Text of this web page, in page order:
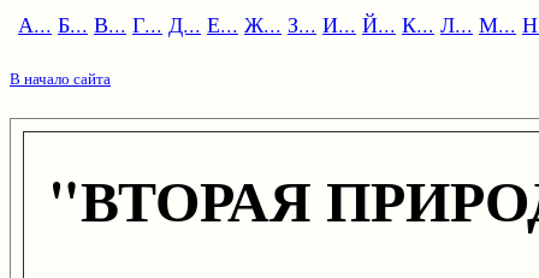
А... Б... В... Г... Д... Е... Ж... З... И... Й... К... Л... М...
В начало сайта
"ВТОРАЯ